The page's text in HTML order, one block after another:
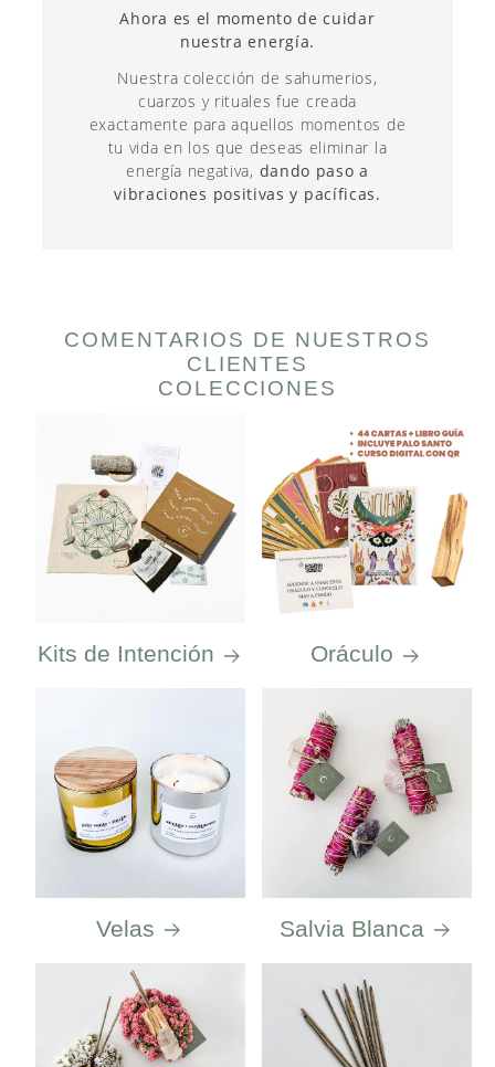
Ahora es el momento de cuidar
nuestra energía.
Nuestra colección de sahumerios,
cuarzos y rituales fue creada
exactamente para aquellos momentos de
tu vida en los que deseas eliminar la
energía negativa, dando paso a
vibraciones positivas y pacíficas.
COMENTARIOS DE NUESTROS
CLIENTES
COLECCIONES
Kits de Intención Oráculo
Velas Salvia Blanca